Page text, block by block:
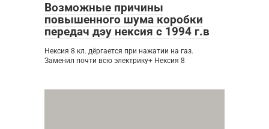
Возможные причины
повышенного шума коробки
передач дэу нексия с 1994 г.в
Нексия 8 кл. дёргается при нажатии на газ.
Заменил почти всю электрику+ Нексия 8